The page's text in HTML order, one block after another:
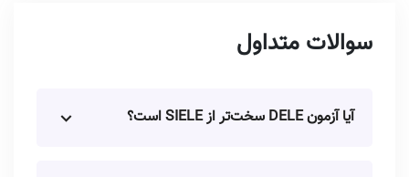
سوالات متداول
آیا آزمون DELE سخت‌تر از SIELE است؟